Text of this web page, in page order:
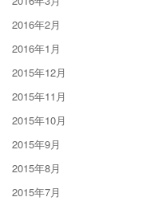
2016年2月
2016年1月
2015年12月
2015年11月
2015年10月
2015年9月
2015年8月
2015年7月